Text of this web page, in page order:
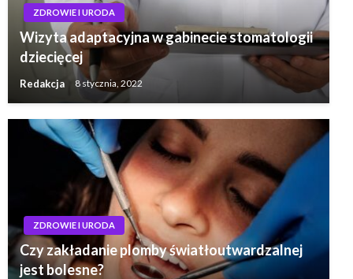
ZDROWIE I URODA
Wizyta adaptacyjna w gabinecie stomatologii
dziecięcej
Redakcja 8 stycznia, 2022
ZDROWIE I URODA
Czy zakładanie plomby światłoutwardzalnej
jest bolesne?